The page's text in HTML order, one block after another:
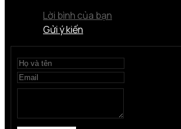
Lời bình của bạn
Gửi ý kiến